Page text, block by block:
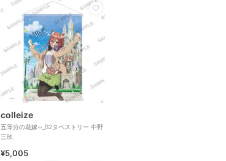
colleize
五等分の花嫁∽_B2タペストリー 中野
三玖
¥5,005